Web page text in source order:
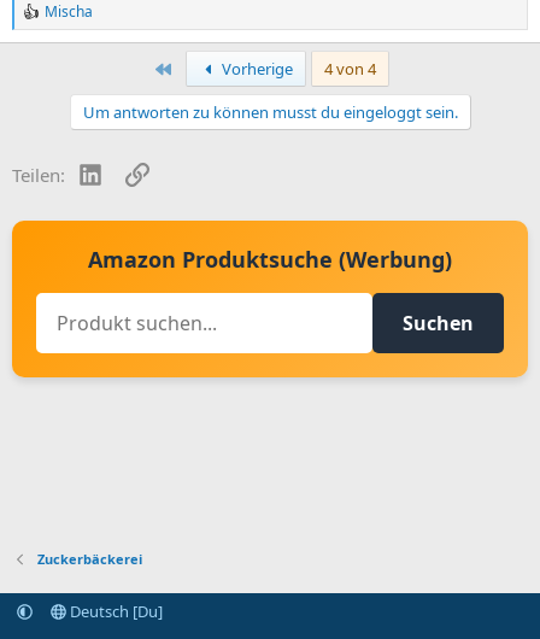
R
e
s
Mischa
Erste Vorherige
4 von 4
Um antworten zu können musst du eingeloggt sein.
Teilen: LinkedInLink
Amazon Produktsuche (Werbung)
Suchen
Zuckerbäckerei
Deutsch [Du]